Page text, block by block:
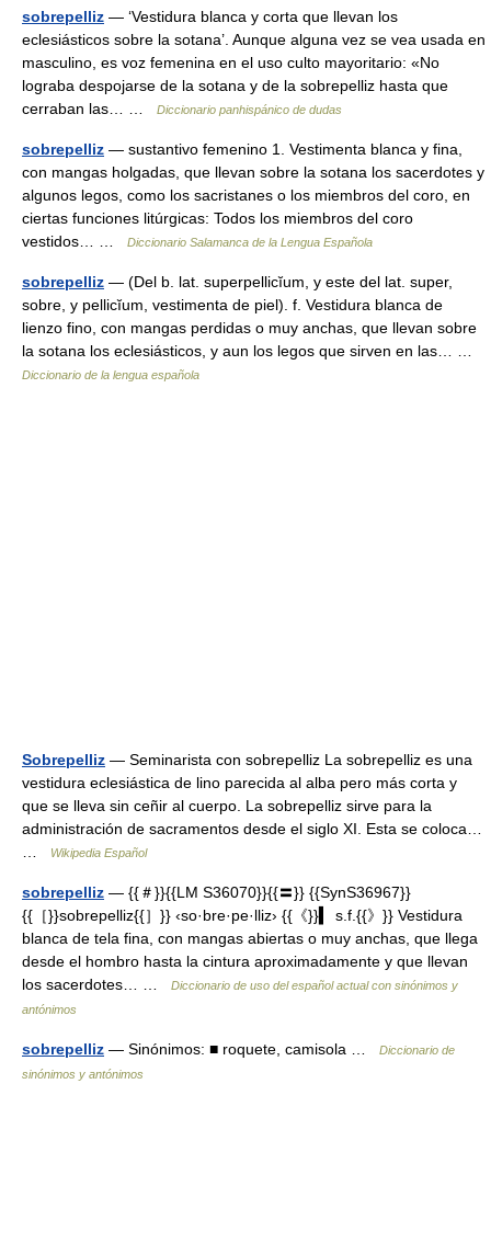
sobrepelliz — ‘Vestidura blanca y corta que llevan los
eclesiásticos sobre la sotana’. Aunque alguna vez se vea usada en
masculino, es voz femenina en el uso culto mayoritario: «No
lograba despojarse de la sotana y de la sobrepelliz hasta que
cerraban las… …
Diccionario panhispánico de dudas
sobrepelliz — sustantivo femenino 1. Vestimenta blanca y fina,
con mangas holgadas, que llevan sobre la sotana los sacerdotes y
algunos legos, como los sacristanes o los miembros del coro, en
ciertas funciones litúrgicas: Todos los miembros del coro
vestidos… …
Diccionario Salamanca de la Lengua Española
sobrepelliz — (Del b. lat. superpellicĭum, y este del lat. super,
sobre, y pellicĭum, vestimenta de piel). f. Vestidura blanca de
lienzo fino, con mangas perdidas o muy anchas, que llevan sobre
la sotana los eclesiásticos, y aun los legos que sirven en las… …
Diccionario de la lengua española
Sobrepelliz — Seminarista con sobrepelliz La sobrepelliz es una
vestidura eclesiástica de lino parecida al alba pero más corta y
que se lleva sin ceñir al cuerpo. La sobrepelliz sirve para la
administración de sacramentos desde el siglo XI. Esta se coloca…
Wikipedia Español
sobrepelliz — {{＃}}{{LM S36070}}{{〓}} {{SynS36967}}
{{［}}sobrepelliz{{］}} ‹so·bre·pe·lliz› {{《}}▍ s.f.{{》}} Vestidura
blanca de tela fina, con mangas abiertas o muy anchas, que llega
desde el hombro hasta la cintura aproximadamente y que llevan
los sacerdotes… …
Diccionario de uso del español actual con sinónimos y
antónimos
sobrepelliz — Sinónimos: ■ roquete, camisola …
Diccionario de
sinónimos y antónimos